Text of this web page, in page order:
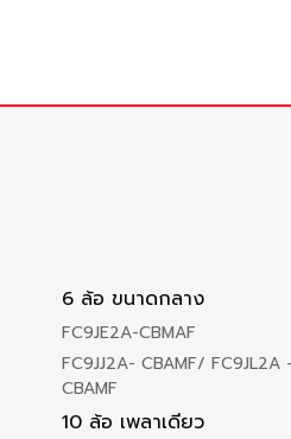
6 ล้อ ขนาดกลาง
FC9JE2A-CBMAF
FC9JJ2A- CBAMF/ FC9JL2A
CBAMF
10 ล้อ เพลาเดียว